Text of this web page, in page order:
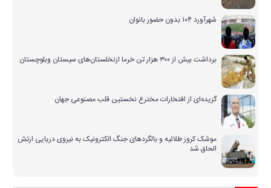
شهرآورد ۱۰۴ بدون حضور بانوان
برداشت بیش از ۳۰۰ هزار تن خرما ازنخلستان‌های سیستان وبلوچستان
گزیده‌ای از افتخارات مخترع نخستین قلب مصنوعی جهان
موشک کروز طلائیه و بالگردهای جنگ الکترونیک به نیروی دریایی ارتش
الحاق شد